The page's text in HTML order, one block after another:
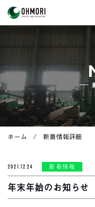
ホーム 新着情報詳細
2021.12.24 新着情報
年末年始のお知らせ